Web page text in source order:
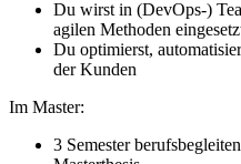
Du wirst in (DevOps-)
agilen Methoden
Du optimierst,
der Kunden
Im Master:
3 Semester